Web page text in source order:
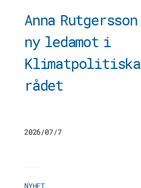
Anna Rutgersson
ny ledamot i
Klimatpolitiska
rådet
2026/07/7
NYHET